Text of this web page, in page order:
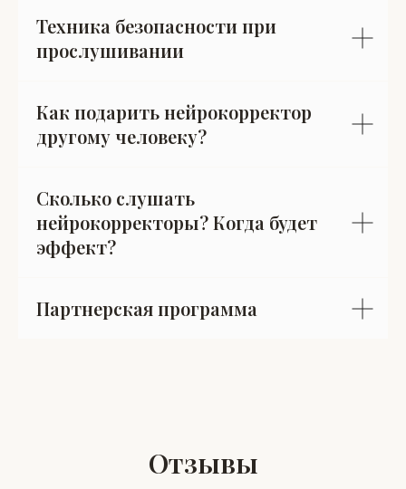
Техника безопасности при
прослушивании
Как подарить нейрокорректор
другому человеку?
Сколько слушать
нейрокорректоры? Когда будет
эффект?
Партнерская программа
Отзывы